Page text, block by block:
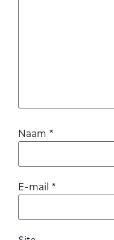
Naam *
E-mail *